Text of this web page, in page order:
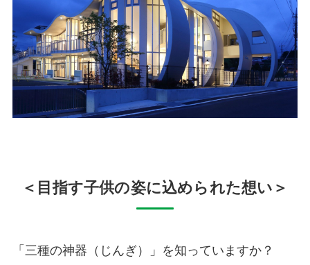
＜目指す子供の姿に込められた想い＞
「三種の神器（じんぎ）」を知っていますか？